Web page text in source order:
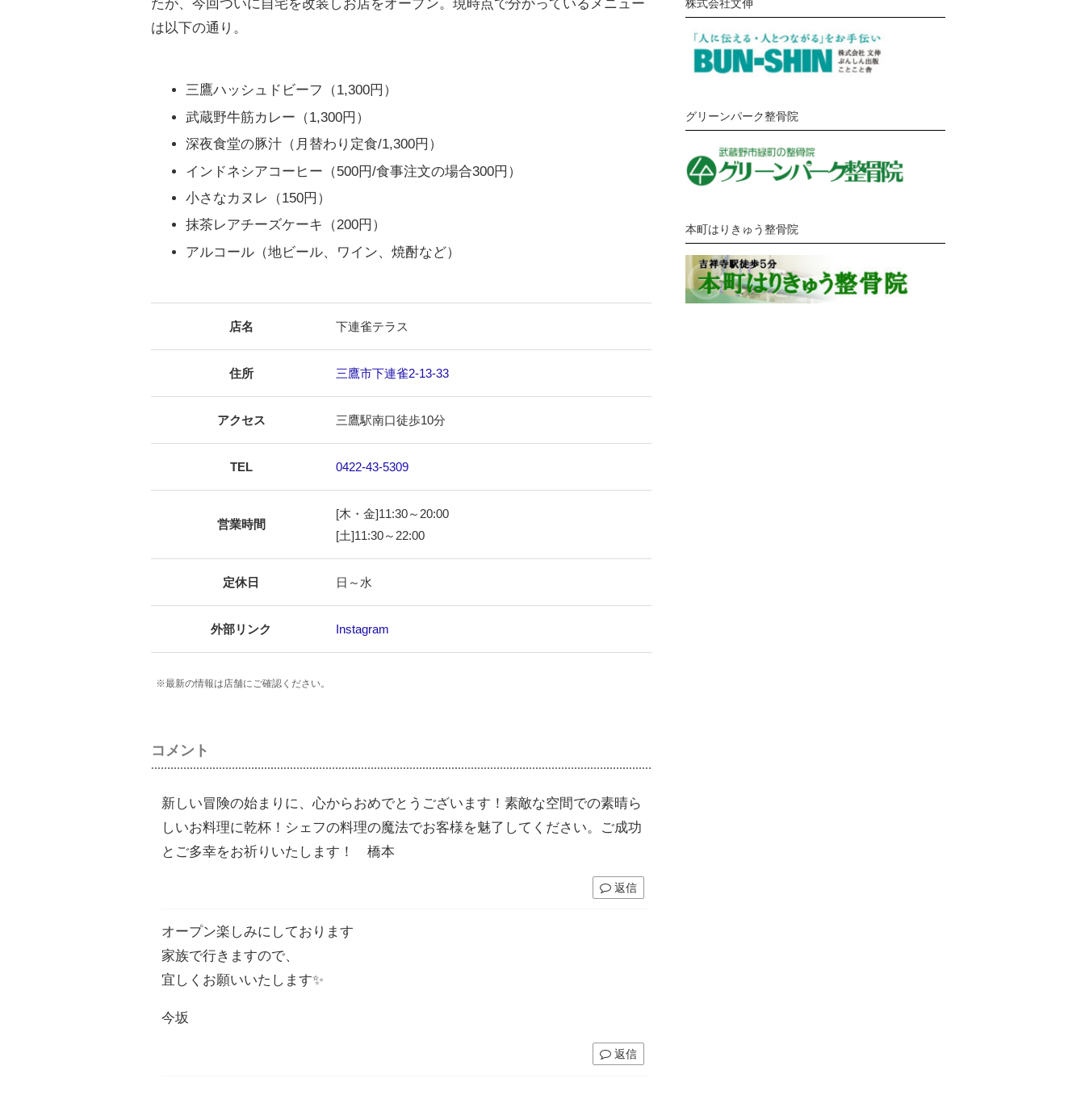
たが、今回ついに自宅を改装しお店をオープン。現時点で分かっているメニュー
は以下の通り。
三鷹ハッシュドビーフ（1,300円）
武蔵野牛筋カレー（1,300円）
深夜食堂の豚汁（月替わり定食/1,300円）
インドネシアコーヒー（500円/食事注文の場合300円）
小さなカヌレ（150円）
抹茶レアチーズケーキ（200円）
アルコール（地ビール、ワイン、焼酎など）
店名 下連雀テラス
住所 三鷹市下連雀2-13-33
アクセス 三鷹駅南口徒歩10分
TEL 0422-43-5309
営業時間
[木・金]11:30～20:00
[土]11:30～22:00
定休日 日～水
外部リンク Instagram
※最新の情報は店舗にご確認ください。
コメント
新しい冒険の始まりに、心からおめでとうございます！素敵な空間での素晴ら
しいお料理に乾杯！シェフの料理の魔法でお客様を魅了してください。ご成功
とご多幸をお祈りいたします！ 橋本
返信
オープン楽しみにしております
家族で行きますので、
宜しくお願いいたします✨
今坂
返信
株式会社文伸
グリーンパーク整骨院
本町はりきゅう整骨院